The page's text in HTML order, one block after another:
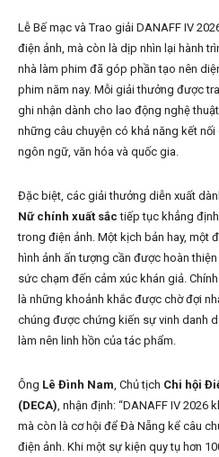
Lễ Bế mạc và Trao giải DANAFF IV
điện ảnh, mà còn là dịp nhìn lại hành
nhà làm phim đã góp phần tạo nên
phim năm nay. Mỗi giải thưởng được
ghi nhận dành cho lao động nghệ
những câu chuyện có khả năng kết
ngôn ngữ, văn hóa và quốc gia.
Đặc biệt, các giải thưởng diễn xuất
Nữ chính xuất sắc tiếp tục khẳng
trong điện ảnh. Một kịch bản hay, một
hình ảnh ấn tượng cần được hoàn
sức chạm đến cảm xúc khán giả.
là những khoảnh khắc được chờ đợi
chúng được chứng kiến sự vinh danh
làm nên linh hồn của tác phẩm.
Ông Lê Đình Nam, Chủ tịch Chi hội
(DECA), nhận định: “DANAFF IV 2026
mà còn là cơ hội để Đà Nẵng kể câu
điện ảnh. Khi một sự kiện quy tụ hơn